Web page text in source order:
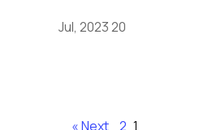
20 Jul, 2023
1
2
Next »